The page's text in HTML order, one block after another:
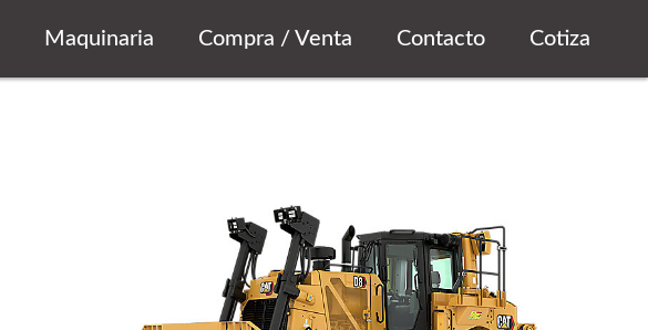
Maquinaria Compra / Venta Contacto Cotiza